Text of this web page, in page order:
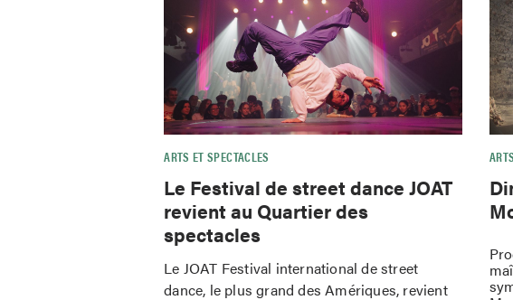
ARTS ET SPECTACLES
Le Festival de street dance JOAT
revient au Quartier des
spectacles
Le JOAT Festival international de street
dance, le plus grand des Amériques, revient